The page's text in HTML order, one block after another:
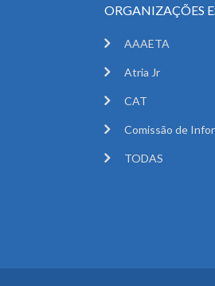
ORGANIZAÇÕES
AAAETA
Atria Jr
CAT
Comissão de
TODAS